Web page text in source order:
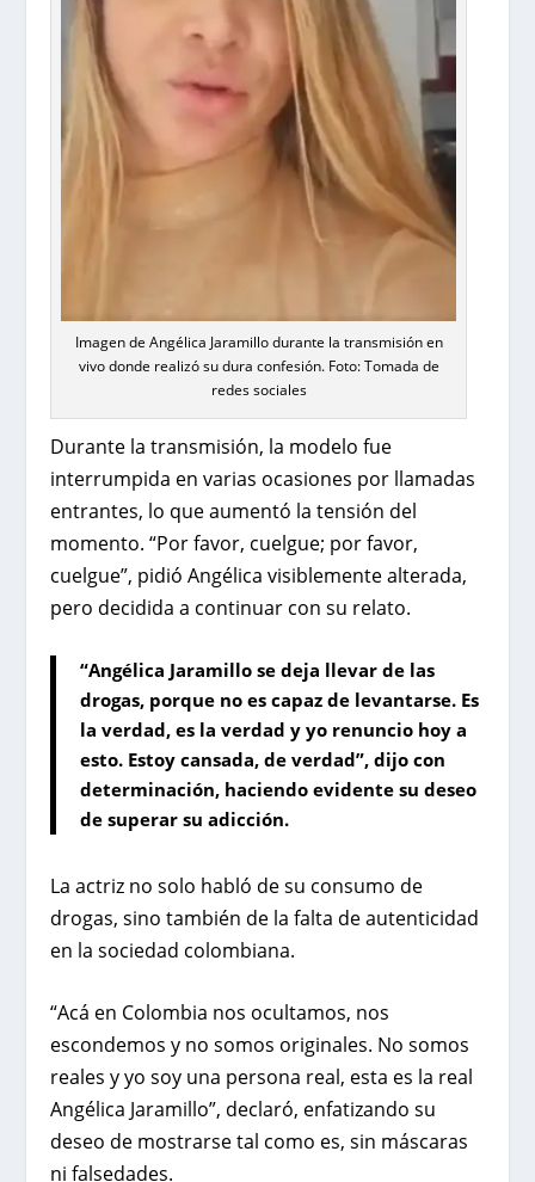
Imagen de Angélica Jaramillo durante la transmisión en
vivo donde realizó su dura confesión. Foto: Tomada de
redes sociales
Durante la transmisión, la modelo fue
interrumpida en varias ocasiones por llamadas
entrantes, lo que aumentó la tensión del
momento. “Por favor, cuelgue; por favor,
cuelgue”, pidió Angélica visiblemente alterada,
pero decidida a continuar con su relato.
“Angélica Jaramillo se deja llevar de las
drogas, porque no es capaz de levantarse. Es
la verdad, es la verdad y yo renuncio hoy a
esto. Estoy cansada, de verdad”, dijo con
determinación, haciendo evidente su deseo
de superar su adicción.
La actriz no solo habló de su consumo de
drogas, sino también de la falta de autenticidad
en la sociedad colombiana.
“Acá en Colombia nos ocultamos, nos
escondemos y no somos originales. No somos
reales y yo soy una persona real, esta es la real
Angélica Jaramillo”, declaró, enfatizando su
deseo de mostrarse tal como es, sin máscaras
ni falsedades.